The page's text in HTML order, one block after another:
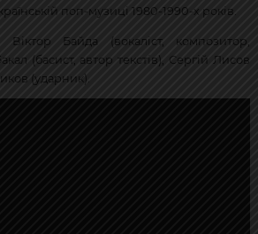
поп-музиці 1980-1990-х років.
Віктор Байда (вокаліст, композитор,
(басист, автор текстів), Сергій Лисов
(ударник).